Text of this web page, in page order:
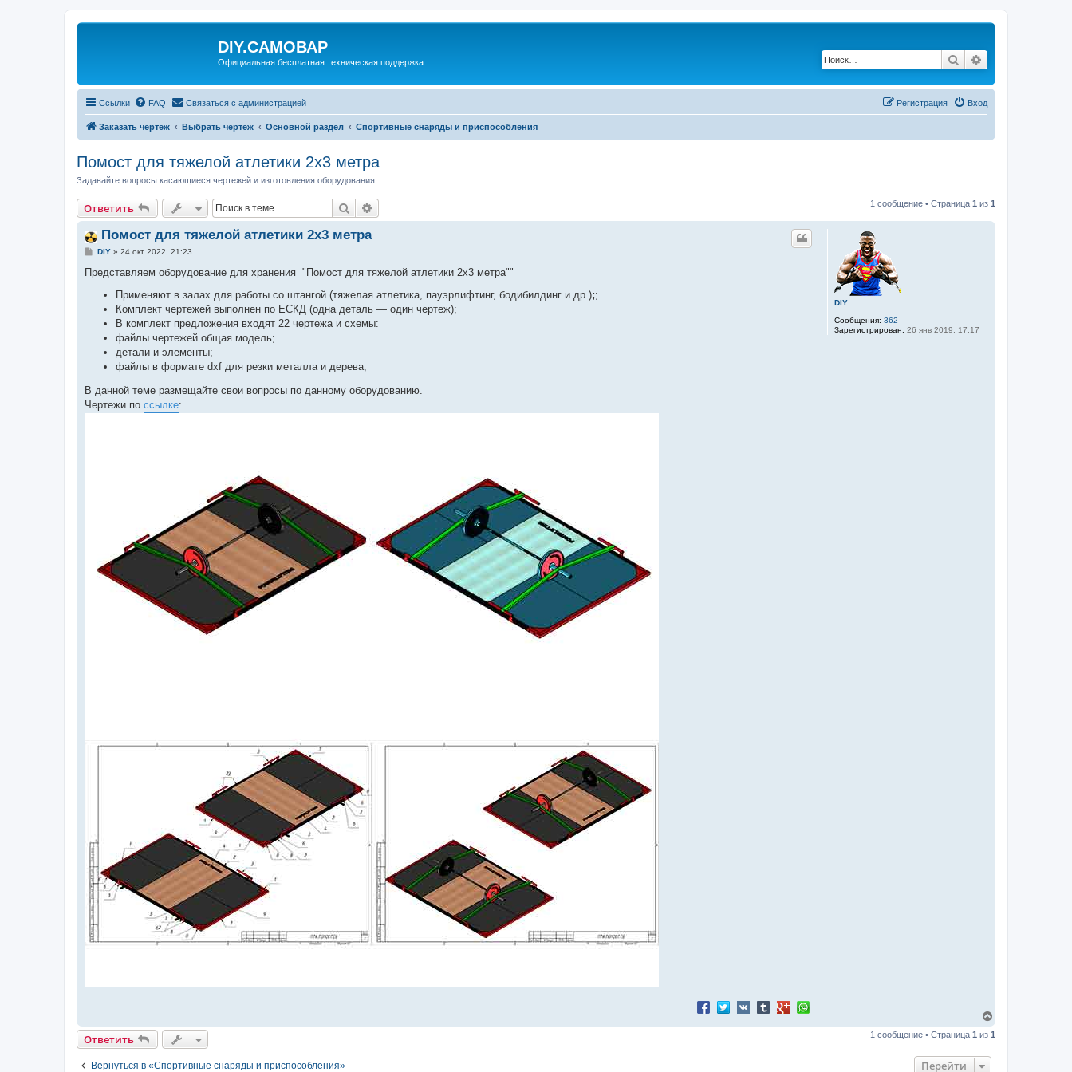
DIY.САМОВАР
Официальная бесплатная техническая поддержка Поиск
Ссылки FAQ Связаться с администрацией Вход
Регистрация
Заказать чертеж Выбрать чертёж Основной раздел Спортивные снаряды и приспособления
Помост для тяжелой атлетики 2х3 метра
Задавайте вопросы касающиеся чертежей и изготовления оборудования
Ответить Поиск 1 сообщение • Страница 1 из 1
DIY
Сообщения: 362
Зарегистрирован: 26 янв 2019, 17:17
Помост для тяжелой атлетики 2х3 метра
С
о
DIY» 24 окт 2022, 21:23
Представляем оборудование для хранения "Помост для тяжелой атлетики 2х3 метра""
Применяют в залах для работы со штангой (тяжелая атлетика, пауэрлифтинг, бодибилдинг и др.);;
Комплект чертежей выполнен по ЕСКД (одна деталь — один чертеж);
В комплект предложения входят 22 чертежа и схемы:
файлы чертежей общая модель;
детали и элементы;
файлы в формате dxf для резки металла и дерева;
В данной теме размещайте свои вопросы по данному оборудованию.
Чертежи по ссылке:
р
Ответить 1 сообщение • Страница 1 из 1
Вернуться в «Спортивные снаряды и приспособления» Перейти